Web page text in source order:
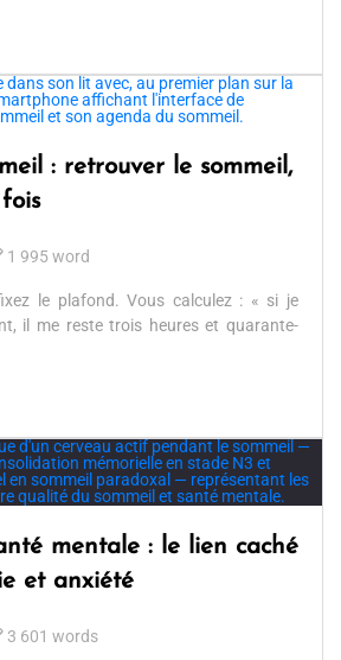
: retrouver le sommeil,
1 995 word
le plafond. Vous calculez : « si je
il me reste trois heures et quarante-
mentale : le lien caché
et anxiété
3 601 words